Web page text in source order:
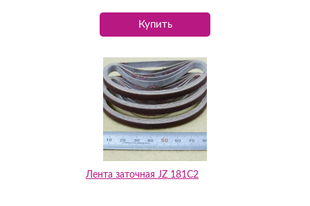
Купить
Лента заточная JZ 181C2